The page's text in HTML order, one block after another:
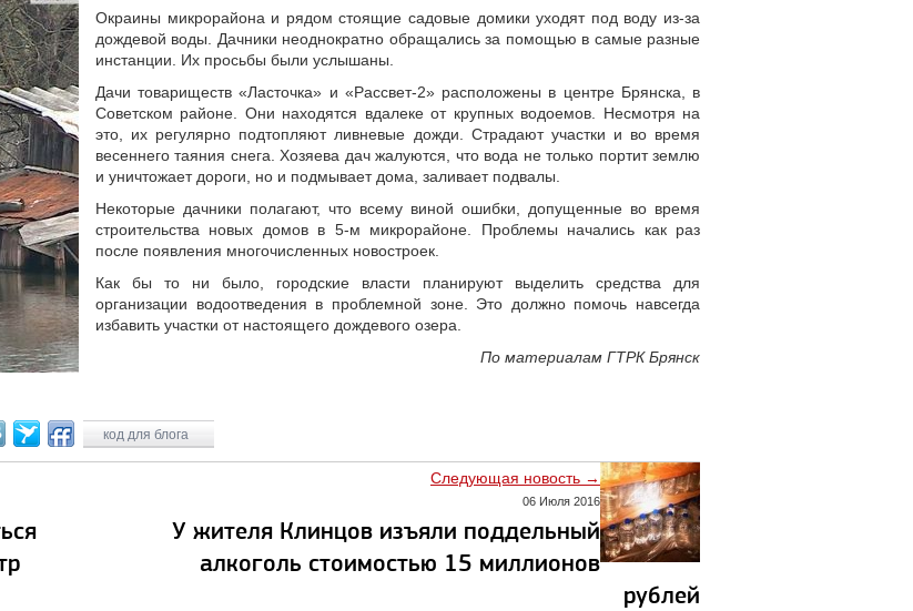
Окраины микрорайона и рядом стоящие садовые домики уходят под воду из-за
дождевой воды. Дачники неоднократно обращались за помощью в самые разные
инстанции. Их просьбы были услышаны.
Дачи товариществ «Ласточка» и «Рассвет-2» расположены в центре Брянска, в
Советском районе. Они находятся вдалеке от крупных водоемов. Несмотря на
это, их регулярно подтопляют ливневые дожди. Страдают участки и во время
весеннего таяния снега. Хозяева дач жалуются, что вода не только портит землю
и уничтожает дороги, но и подмывает дома, заливает подвалы.
Некоторые дачники полагают, что всему виной ошибки, допущенные во время
строительства новых домов в 5-м микрорайоне. Проблемы начались как раз
после появления многочисленных новостроек.
Как бы то ни было, городские власти планируют выделить средства для
организации водоотведения в проблемной зоне. Это должно помочь навсегда
избавить участки от настоящего дождевого озера.
По материалам ГТРК Брянск
код для блога
Следующая новость →
06 Июля 2016
У жителя Клинцов изъяли поддельный
алкоголь стоимостью 15 миллионов
рублей